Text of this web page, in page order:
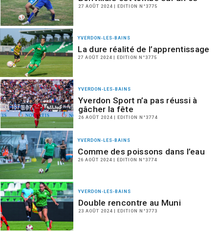
27 AOÛT 2024 | EDITION N°3775
YVERDON-LES-BAINS
La dure réalité de l’apprentissage
27 AOÛT 2024 | EDITION N°3775
YVERDON-LES-BAINS
Yverdon Sport n’a pas réussi à
gâcher la fête
26 AOÛT 2024 | EDITION N°3774
YVERDON-LES-BAINS
Comme des poissons dans l’eau
26 AOÛT 2024 | EDITION N°3774
YVERDON-LES-BAINS
Double rencontre au Muni
23 AOÛT 2024 | EDITION N°3773